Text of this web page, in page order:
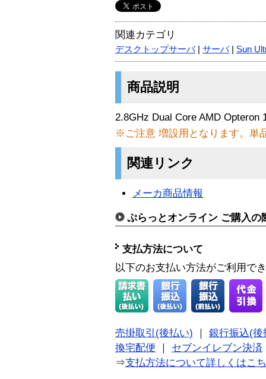
関連カテゴリ
デスクトップサーバ| サーバ| Sun
商品説明
2.8GHz Dual Core AMD Opteron
※ご注意 増設用となります。単
関連リンク
メーカ商品情報
ぷらっとオンライン ご購入の
支払方法について
以下のお支払い方法がご利用で
売掛取引(後払い)
銀行振込(後
換宅配便
セブンイレブン決済
⇒支払方法について詳しくはこ